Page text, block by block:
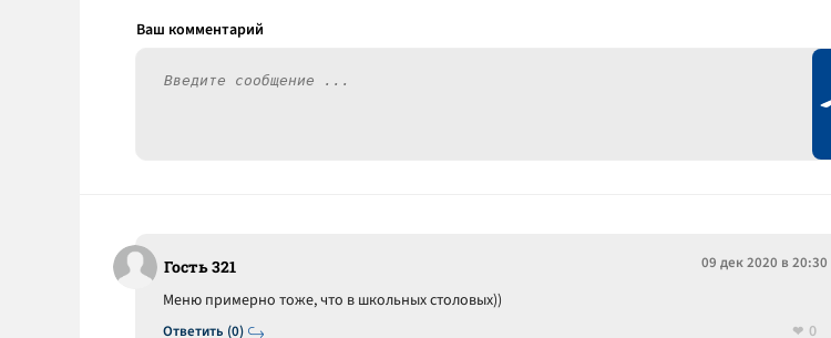
Гость 321 09 дек 2020 в 20:30
Ответить (0)
Меню примерно тоже, что в школьных столовых))
0